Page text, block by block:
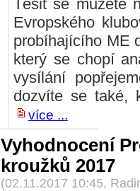
Těšit se můžete
Evropského
probíhajícího ME
který se chopí
vysílání
dozvíte se také,
více ...
Vyhodnocení
kroužků 2017
(02.11.2017 10:45,